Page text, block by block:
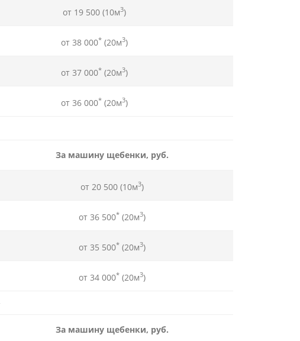
от 19 500 (10м3)
от 38 000*(20м3)
от 37 000*(20м3)
от 36 000*(20м3)
За машину щебенки, руб.
от 20 500 (10м3)
от 36 500* (20м3)
от 35 500* (20м3)
от 34 000* (20м3)
За машину щебенки, руб.